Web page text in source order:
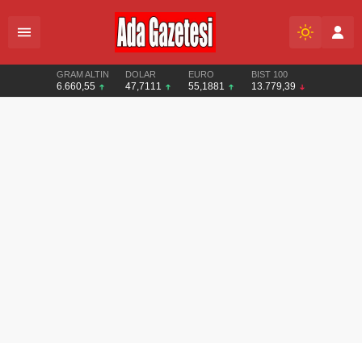
GRAM ALTIN
6.660,55
DOLAR
47,7111
EURO
55,1881
BIST 100
13.779,39